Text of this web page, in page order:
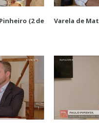
(2 de
Varela de